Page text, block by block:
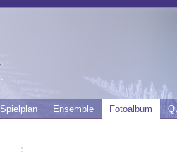
Spielplan Ensemble Fotoalbum